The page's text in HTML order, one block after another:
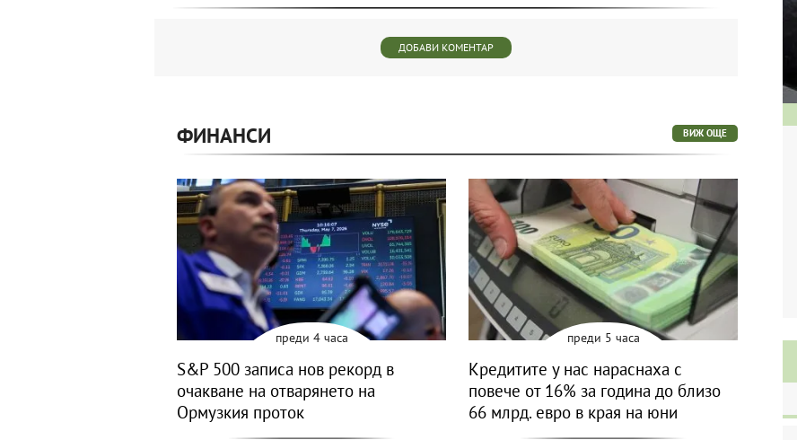
ДОБАВИ КОМЕНТАР
ФИНАНСИ ВИЖ ОЩЕ
преди 4 часа
S&P 500 записа нов рекорд в
очакване на отварянето на
Ормузкия проток
преди 5 часа
Кредитите у нас нараснаха с
повече от 16% за година до близо
66 млрд. евро в края на юни